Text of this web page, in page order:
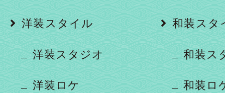
洋装スタイル
洋装スタジオ
洋装ロケ
和装スタ
和装ス
和装ロ